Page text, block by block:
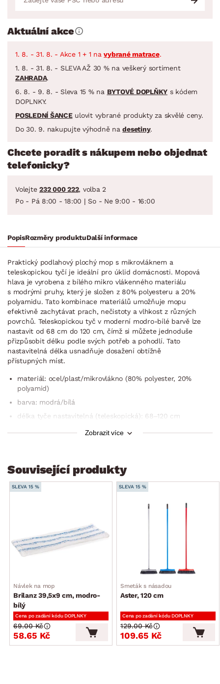
Aktuální akce
1. 8. - 31. 8. - Akce 1 + 1 navybrané matrace.
1. 8. - 31. 8. - SLEVA AŽ 30 % na veškerý sortiment
ZAHRADA.
6. 8. - 9. 8. - Sleva 15 % na BYTOVÉ DOPLŇKY s kódem
DOPLNKY.
POSLEDNÍ ŠANCEulovit vybrané produkty za skvělé ceny.
Do 30. 9. nakupujte výhodně nadesetiny.
Chcete poradit s nákupem nebo objednat
telefonicky?
Volejte 232 000 222, volba 2
Po - Pá 8:00 - 18:00 | So - Ne 9:00 - 16:00
PopisRozměry produktuDalší informace
Praktický podlahový plochý mop s mikrovláknem a
teleskopickou tyčí je ideální pro úklid domácnosti. Mopová
hlava je vyrobena z bílého mikro vlákenného materiálu
s modrými pruhy, který je složen z 80% polyesteru a 20%
polyamidu. Tato kombinace materiálů umožňuje mopu
efektivně zachytávat prach, nečistoty a vlhkost z různých
povrchů. Teleskopickou tyč v moderní modro-bílé barvě lze
nastavit od 68 cm do 120 cm, čímž si můžete jednoduše
přizpůsobit délku podle svých potřeb a pohodlí. Tato
nastavitelná délka usnadňuje dosažení obtížně
přístupných míst.
materiál: ocel/plast/mi­krovlákno (80% polyester, 20%
polyamid)
barva: modrá/bílá
délka tyče nastavitelná (teleskopická): 68–120 cm
použití: univerzální (vhodný na všechny typy podlah)
potah z kvalitního mikrovlákna se speciálními štětinami
vyměnitelné náhradní návleky
výborná absorpce špíny
otvor pro zavěšení
Zobrazit více
Související produkty
SLEVA 15 %
Návlek na mop
Brilanz 39,5x9 cm, modro-
bílý
Cena po zadání kódu DOPLNKY
58.65 Kč
69.00 Kč
SLEVA 15 %
Smeták s násadou
Aster, 120 cm
Cena po zadání kódu DOPLNKY
109.65 Kč
129.00 Kč